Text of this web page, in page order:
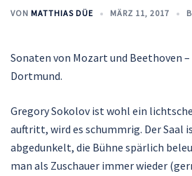
VON MATTHIAS DÜE MÄRZ 11, 2017
Sonaten von Mozart und Beethoven
Dortmund.
Gregory Sokolov ist wohl ein
auftritt, wird es schummrig. Der Saal
abgedunkelt, die Bühne spärlich
man als Zuschauer immer wieder